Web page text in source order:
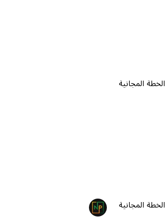
الخطة المجانية
الخطة المجانية